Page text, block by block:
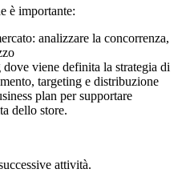
è importante:
analizzare la concorrenza,
viene definita la strategia di
targeting e distribuzione
plan per supportare
dello store.
attività.